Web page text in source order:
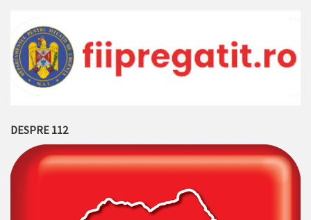
DESPRE 112